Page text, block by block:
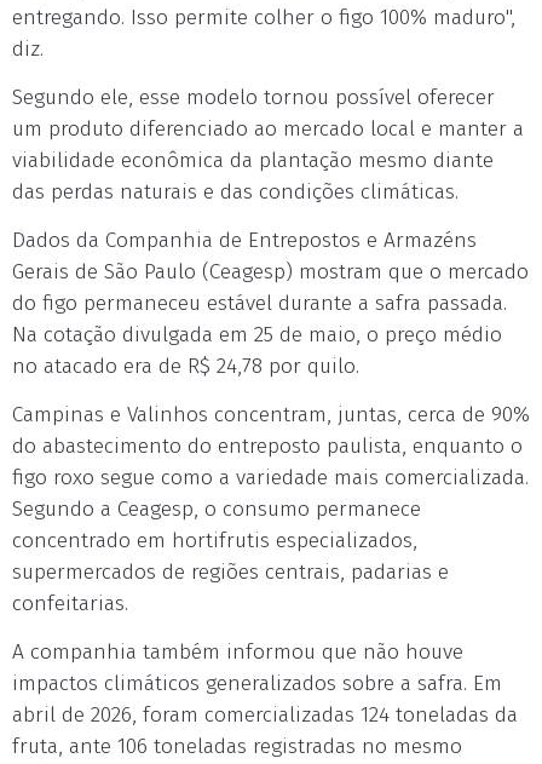
entregando. Isso permite colher o figo 100% maduro",
diz.
Segundo ele, esse modelo tornou possível oferecer
um produto diferenciado ao mercado local e manter a
viabilidade econômica da plantação mesmo diante
das perdas naturais e das condições climáticas.
Dados da Companhia de Entrepostos e Armazéns
Gerais de São Paulo (Ceagesp) mostram que o mercado
do figo permaneceu estável durante a safra passada.
Na cotação divulgada em 25 de maio, o preço médio
no atacado era de R$ 24,78 por quilo.
Campinas e Valinhos concentram, juntas, cerca de 90%
do abastecimento do entreposto paulista, enquanto o
figo roxo segue como a variedade mais comercializada.
Segundo a Ceagesp, o consumo permanece
concentrado em hortifrutis especializados,
supermercados de regiões centrais, padarias e
confeitarias.
A companhia também informou que não houve
impactos climáticos generalizados sobre a safra. Em
abril de 2026, foram comercializadas 124 toneladas da
fruta, ante 106 toneladas registradas no mesmo